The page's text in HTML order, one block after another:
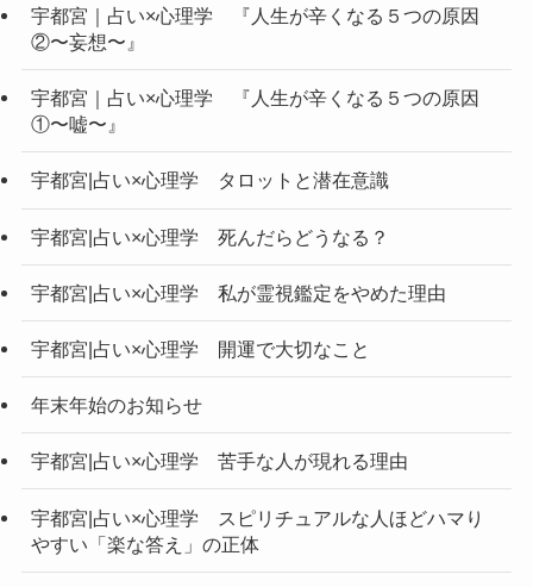
宇都宮｜占い×心理学 『人生が辛くなる５つの原因
②〜妄想〜』
宇都宮｜占い×心理学 『人生が辛くなる５つの原因
①〜嘘〜』
宇都宮|占い×心理学 タロットと潜在意識
宇都宮|占い×心理学 死んだらどうなる？
宇都宮|占い×心理学 私が霊視鑑定をやめた理由
宇都宮|占い×心理学 開運で大切なこと
年末年始のお知らせ
宇都宮|占い×心理学 苦手な人が現れる理由
宇都宮|占い×心理学 スピリチュアルな人ほどハマり
やすい「楽な答え」の正体